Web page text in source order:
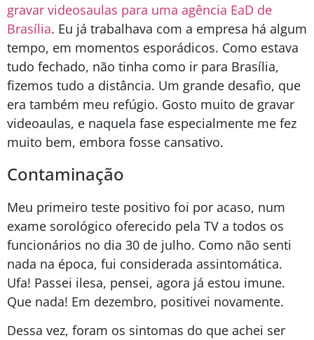
gravar videosaulas para uma agência EaD de
Brasília. Eu já trabalhava com a empresa há algum
tempo, em momentos esporádicos. Como estava
tudo fechado, não tinha como ir para Brasília,
fizemos tudo a distância. Um grande desafio, que
era também meu refúgio. Gosto muito de gravar
videoaulas, e naquela fase especialmente me fez
muito bem, embora fosse cansativo.
Contaminação
Meu primeiro teste positivo foi por acaso, num
exame sorológico oferecido pela TV a todos os
funcionários no dia 30 de julho. Como não senti
nada na época, fui considerada assintomática.
Ufa! Passei ilesa, pensei, agora já estou imune.
Que nada! Em dezembro, positivei novamente.
Dessa vez, foram os sintomas do que achei ser